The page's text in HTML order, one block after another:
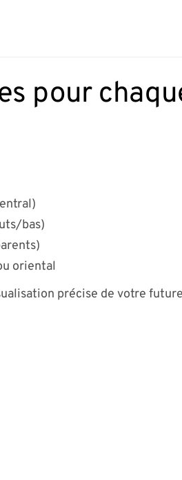
pour
bas)
oriental
précise de votre